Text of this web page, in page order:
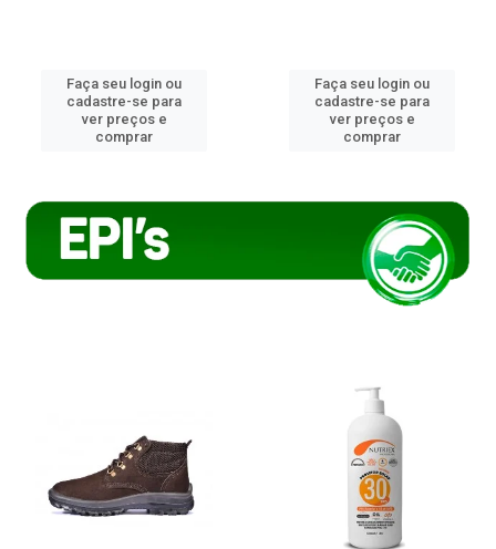
Faça seu login ou
cadastre-se para
ver preços e
comprar
Faça seu login ou
cadastre-se para
ver preços e
comprar